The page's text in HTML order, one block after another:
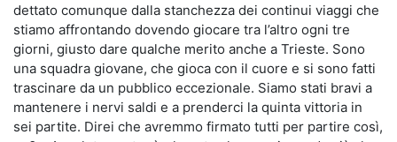
dettato comunque dalla stanchezza dei continui viaggi che
stiamo affrontando dovendo giocare tra l’altro ogni tre
giorni, giusto dare qualche merito anche a Trieste. Sono
una squadra giovane, che gioca con il cuore e si sono fatti
trascinare da un pubblico eccezionale. Siamo stati bravi a
mantenere i nervi saldi e a prenderci la quinta vittoria in
sei partite. Direi che avremmo firmato tutti per partire così,